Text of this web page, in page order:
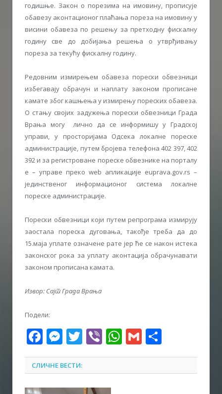
годишње. Закон о порезима на имовину, прописује
обавезу аконтационог плаћања пореза на имовину у
висини обавеза по решењу за претходну фискалну
годину све до добијања решења о утврђивању
пореза за текућу фискалну годину.
Редовним измирењем обавеза порески обвезници
избегавају обрачун и наплату законом прописане
камате због кашњења у измирењу пореских обавеза.
О стању својих задужења порески обвезници Града
Врања могу лично да се информишу у Градској
управи, у просторијама Одсека локалне пореске
администрације, путем бројева телефона 402 397, 402
392 и за регистроване пореске обвезнике на порталу
е – управе преко web апликације euprava.gov.rs –
јединственог информационог система локалне
пореске администрације.
Порески обвезници који путем репрограма измирују
заостала пореска дуговања, такође треба да до
15.маја уплате означене рате јер ће се након истека
законског рока за уплату аконтација обрачунавати
законом прописана камата.
Извор: Сајт Града Врања
Подели:
Facebook
Messenger
Twitter
ViberWhatsApp
Gmail
СЛИЧНЕ ВЕСТИ: